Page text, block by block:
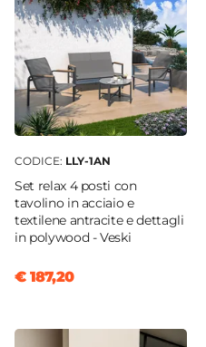
CODICE: LLY-1AN
Set relax 4 posti con
tavolino in acciaio e
textilene antracite e dettagli
in polywood - Veski
€ 187,20